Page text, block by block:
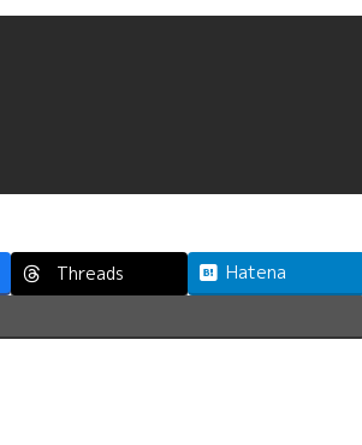
Threads Hatena